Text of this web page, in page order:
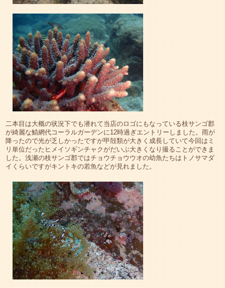
二本目は大概の状況下でも潜れて当店のロゴにもなっている枝サンゴ郡
が綺麗な鯖網代コーラルガーデンに12時過ぎエントリーしました。雨が
降ったので光が乏しかったですが甲殻類が大きく成長していて今回はミ
リ単位だったヒメイソギンチャクがだいぶ大きくなり撮ることができま
した。浅瀬の枝サンゴ郡ではチョウチョウウオの幼魚たちはトノサマダ
イくらいですがキントキの若魚などが見れました。